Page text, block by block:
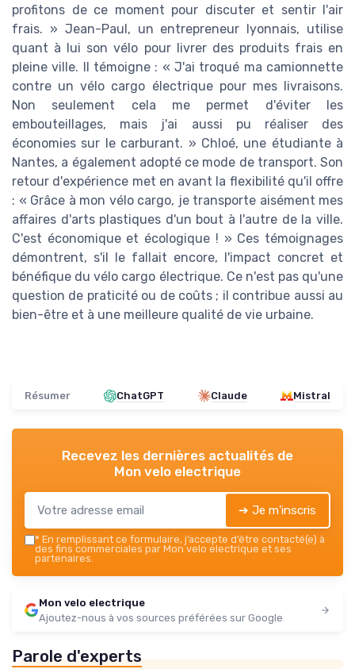
profitons de ce moment pour discuter et sentir l'air
frais. » Jean-Paul, un entrepreneur lyonnais, utilise
quant à lui son vélo pour livrer des produits frais en
pleine ville. Il témoigne : « J'ai troqué ma camionnette
contre un vélo cargo électrique pour mes livraisons.
Non seulement cela me permet d'éviter les
embouteillages, mais j'ai aussi pu réaliser des
économies sur le carburant. » Chloé, une étudiante à
Nantes, a également adopté ce mode de transport. Son
retour d'expérience met en avant la flexibilité qu'il offre
: « Grâce à mon vélo cargo, je transporte aisément mes
affaires d'arts plastiques d'un bout à l'autre de la ville.
C'est économique et écologique ! » Ces témoignages
démontrent, s'il le fallait encore, l'impact concret et
bénéfique du vélo cargo électrique. Ce n'est pas qu'une
question de praticité ou de coûts ; il contribue aussi au
bien-être et à une meilleure qualité de vie urbaine.
Résumer ChatGPT Claude Mistral
Recevez les dernières actualités de
Mon velo electrique
➔ Je m'inscris
* En remplissant ce formulaire, j’accepte d’être contacté(e) à
des fins commerciales par Mon velo electrique et ses
partenaires.
Mon velo electrique
Ajoutez-nous à vos sources préférées sur Google
Parole d'experts